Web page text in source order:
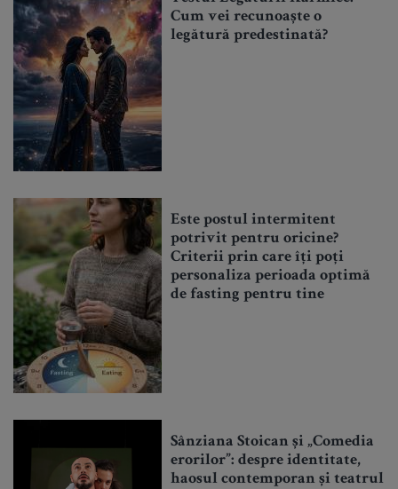
Cum vei recunoaște o
legătură predestinată?
Este postul intermitent
potrivit pentru oricine?
Criterii prin care îți poți
personaliza perioada optimă
de fasting pentru tine
Sânziana Stoican și „Comedia
erorilor”: despre identitate,
haosul contemporan și teatrul